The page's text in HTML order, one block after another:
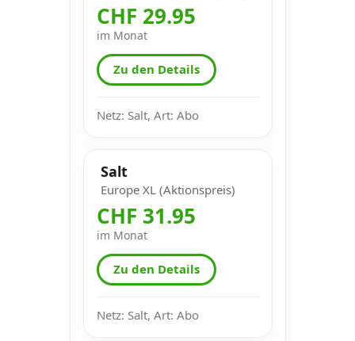
CHF 29.95
im Monat
Zu den Details
Netz: Salt, Art: Abo
Salt
Europe XL (Aktionspreis)
CHF 31.95
im Monat
Zu den Details
Netz: Salt, Art: Abo